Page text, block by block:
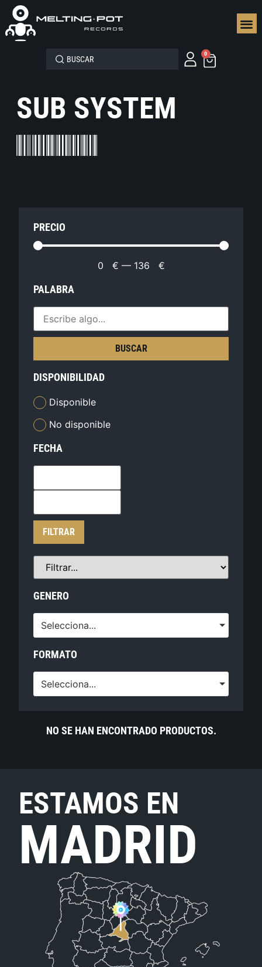
0
SUB SYSTEM
PRECIO
0 € — 136 €
PALABRA
BUSCAR
DISPONIBILIDAD
Disponible
No disponible
FECHA
FILTRAR
GENERO
Selecciona...
FORMATO
Selecciona...
NO SE HAN ENCONTRADO PRODUCTOS.
ESTAMOS EN
MADRID